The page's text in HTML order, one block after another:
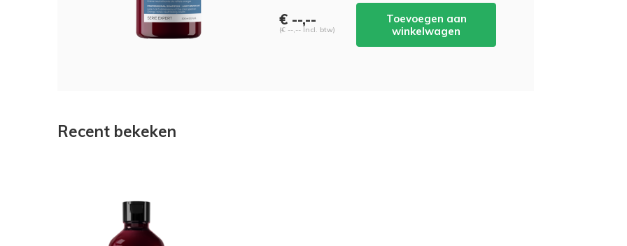
€ --,--
(€ --,-- Incl. btw)
Toevoegen aan
winkelwagen
Recent bekeken